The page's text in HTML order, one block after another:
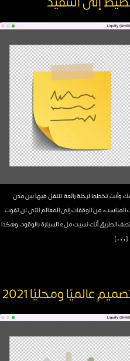
وأنت تخطط لرحلة رائعة تنتقل فيها بين مدن
من الوقفات إلى المعالم التي لن تفوت
الطريق أنك نسيت ملء السيارة بالوقود، وهكذا
[…]
عالميًا ومحليًا 2021